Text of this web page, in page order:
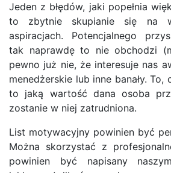
Jeden z błędów, jaki popełnia
to zbytnie skupianie się na
aspiracjach. Potencjalnego
tak naprawdę to nie obchodzi
pewno już nie, że interesuje nas
menedżerskie lub inne banały.
to jaką wartość dana osoba
zostanie w niej zatrudniona.
List motywacyjny powinien być
Można skorzystać z
powinien być napisany